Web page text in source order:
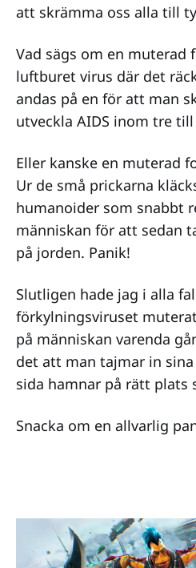
att skrämma oss alla till
Vad sägs om en muterad
luftburet virus där det
andas på en för att man
utveckla AIDS inom tre
Eller kanske en muterad
Ur de små prickarna
humanoider som snabbt
människan för att sedan
på jorden. Panik!
Slutligen hade jag i alla
förkylningsviruset
på människan varenda
det att man tajmar in
sida hamnar på rätt plats
Snacka om en allvarlig